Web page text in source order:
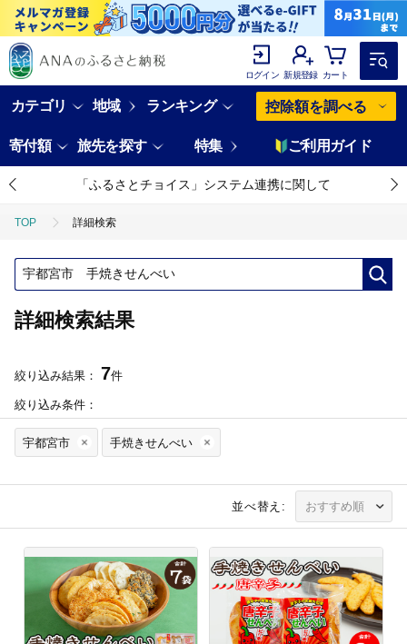
ログイン 新規登録 カート
カテゴリ 地域 ランキング 控除額を調べる
寄付額 旅先を探す 特集 ご利用ガイド
「ふるさとチョイス」システム連携に関して
TOP 詳細検索
詳細検索結果
絞り込み結果： 7件
絞り込み条件：
宇都宮市 手焼きせんべい
並べ替え: